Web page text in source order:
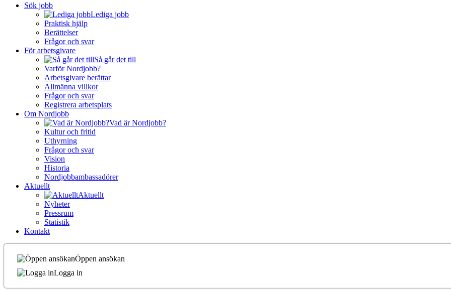
Sök jobb
Lediga jobb
Praktisk hjälp
Berättelser
Frågor och svar
För arbetsgivare
Så går det till
Varför Nordjobb?
Arbetsgivare berättar
Allmänna villkor
Frågor och svar
Registrera arbetsplats
Om Nordjobb
Vad är Nordjobb?
Kultur och fritid
Uthyrning
Frågor och svar
Vision
Historia
Nordjobbambassadörer
Aktuellt
Aktuellt
Nyheter
Pressrum
Statistik
Kontakt
Öppen ansökan
Logga in